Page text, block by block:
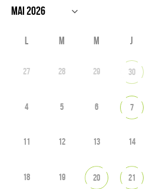
L M M J
27 28 29 30
4 5 6 7
11 12 13 14
18 19 20 21